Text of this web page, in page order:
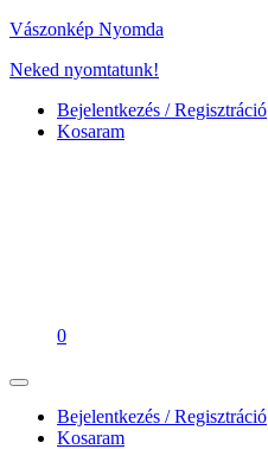
Vászonkép Nyomda
Neked nyomtatunk!
Bejelentkezés / Regisztráció
Kosaram
0
Bejelentkezés / Regisztráció
Kosaram